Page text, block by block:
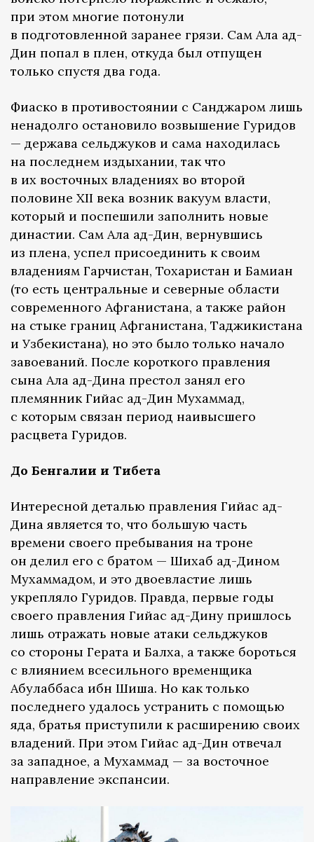
при этом многие потонули
в подготовленной заранее грязи. Сам Ала ад-
Дин попал в плен, откуда был отпущен
только спустя два года.
Фиаско в противостоянии с Санджаром лишь
ненадолго остановило возвышение Гуридов
— держава сельджуков и сама находилась
на последнем издыхании, так что
в их восточных владениях во второй
половине XII века возник вакуум власти,
который и поспешили заполнить новые
династии. Сам Ала ад-Дин, вернувшись
из плена, успел присоединить к своим
владениям Гарчистан, Тохаристан и Бамиан
(то есть центральные и северные области
современного Афганистана, а также район
на стыке границ Афганистана, Таджикистана
и Узбекистана), но это было только начало
завоеваний. После короткого правления
сына Ала ад-Дина престол занял его
племянник Гийас ад-Дин Мухаммад,
с которым связан период наивысшего
расцвета Гуридов.
До Бенгалии и Тибета
Интересной деталью правления Гийас ад-
Дина является то, что большую часть
времени своего пребывания на троне
он делил его с братом — Шихаб ад-Дином
Мухаммадом, и это двоевластие лишь
укрепляло Гуридов. Правда, первые годы
своего правления Гийас ад-Дину пришлось
лишь отражать новые атаки сельджуков
со стороны Герата и Балха, а также бороться
с влиянием всесильного временщика
Абулаббаса ибн Шиша. Но как только
последнего удалось устранить с помощью
яда, братья приступили к расширению своих
владений. При этом Гийас ад-Дин отвечал
за западное, а Мухаммад — за восточное
направление экспансии.